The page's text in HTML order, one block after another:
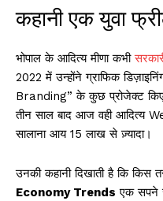
कहानी एक युवा
भोपाल के आदित्य मीणा कभी
2022 में उन्होंने ग्राफिक
Branding” के कुछ प्रोजेक्ट
तीन साल बाद आज वही आदित्य
सालाना आय ₹15 लाख से ज़्यादा।
उनकी कहानी दिखाती है कि किस
Economy Trends एक सपने